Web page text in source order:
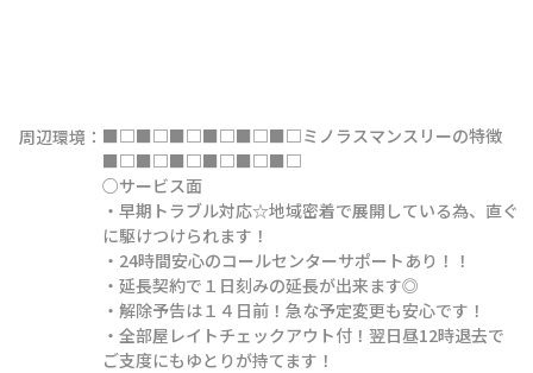
周辺環境： ■□■□■□■□■□■□ミノラスマンスリーの特徴
■□■□■□■□■□■□
○サービス面
・早期トラブル対応☆地域密着で展開している為、直ぐ
に駆けつけられます！
・24時間安心のコールセンターサポートあり！！
・延長契約で１日刻みの延長が出来ます◎
・解除予告は１４日前！急な予定変更も安心です！
・全部屋レイトチェックアウト付！翌日昼12時退去で
ご支度にもゆとりが持てます！